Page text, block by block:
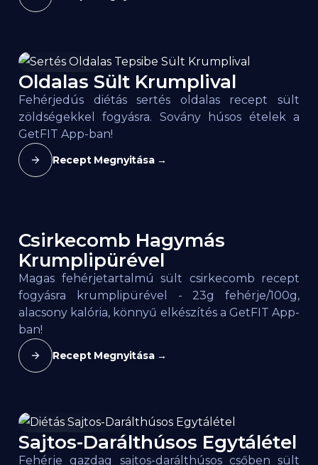
164kcal / 100g
Oldalas Sült Krumplival
Fehérjedús diétás sertés oldalas recept sült
zöldségekkel fogyásra. Sovány húsos ételek a
GetFIT App-ban!
Recept Megnyitása →
118 kcal / 100g
Csirkecomb Hagymás
Krumplipürével
Magas fehérjetartalmú sült csirkecomb recept
fogyásra krumplipürével - 23g fehérje/100g,
alacsony kalória, könnyű elkészítés a GetFIT App-
ban!
Recept Megnyitása →
156 kcal / 100g
Sajtos-Darálthúsos Egytálétel
Fehérje gazdag sajtos-darálthúsos csőben sült